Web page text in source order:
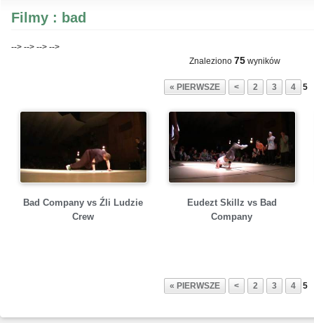
Filmy : bad
--> --> --> -->
Znaleziono 75 wyników
« PIERWSZE < 2 3 4 5
Bad Company vs Źli Ludzie
Crew
Eudezt Skillz vs Bad
Company
« PIERWSZE < 2 3 4 5